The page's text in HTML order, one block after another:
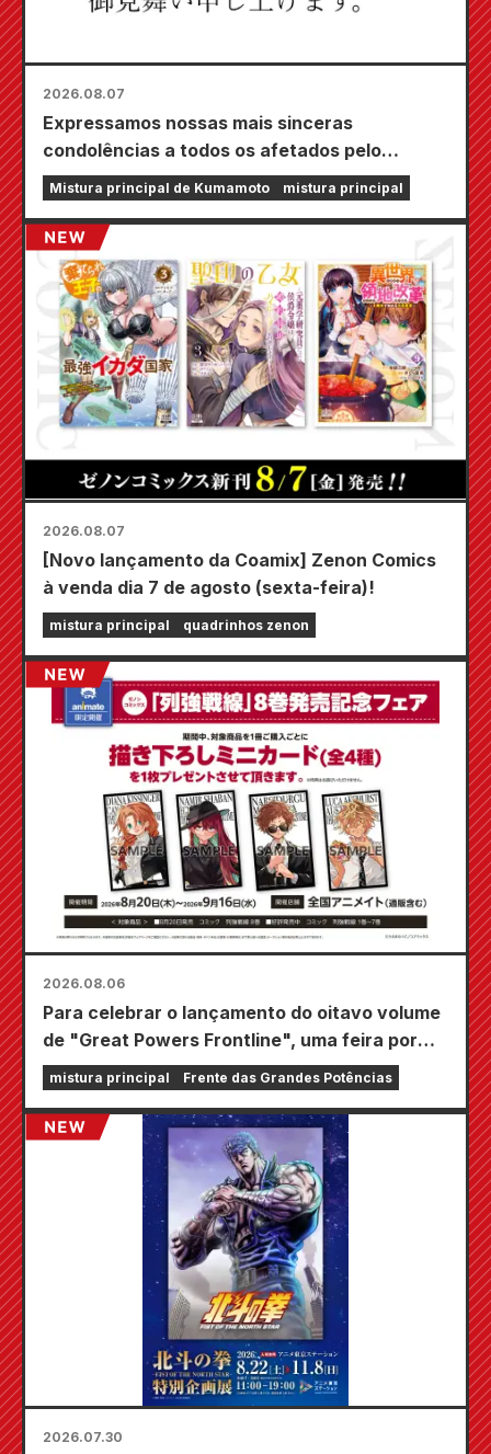
2026.08.07
Expressamos nossas mais sinceras
condolências a todos os afetados pelo
terremoto de Kumamoto de 2026.
Mistura principal de Kumamoto mistura principal
2026.08.07
[Novo lançamento da Coamix] Zenon Comics
à venda dia 7 de agosto (sexta-feira)!
mistura principal quadrinhos zenon
2026.08.06
Para celebrar o lançamento do oitavo volume
de "Great Powers Frontline", uma feira por
tempo limitado será realizada nas lojas
Animate em todo o país a partir de 20 de
agosto, onde você poderá adquirir um mini
cartão especialmente desenhado (4 tipos no
mistura principal Frente das Grandes Potências
2026.07.30